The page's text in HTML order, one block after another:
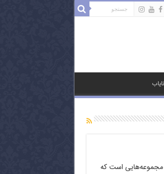
مجموعه‌هایی است که